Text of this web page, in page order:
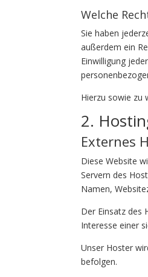
Welche
Sie haben
außerdem ein
Einwilligung
Hierzu sowie zu
2.
Externes
Diese Website
Servern des
Namen,
Der Einsatz des
Interesse einer
Unser Hoster
befolgen.